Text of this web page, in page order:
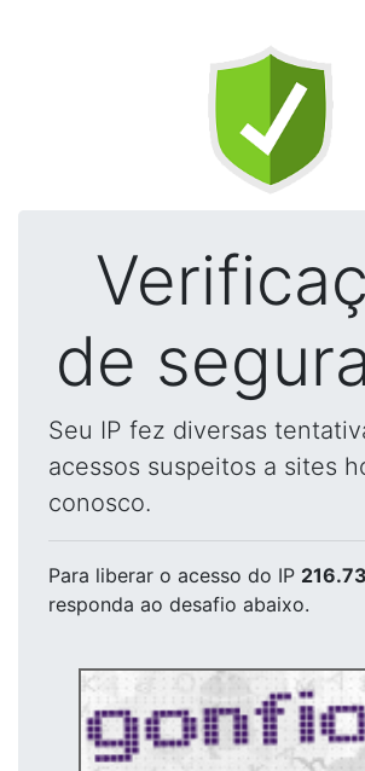
de
Seu IP fez diversas
acessos suspeitos a sites
conosco.
Para liberar o acesso do IP
responda ao desafio abaixo.